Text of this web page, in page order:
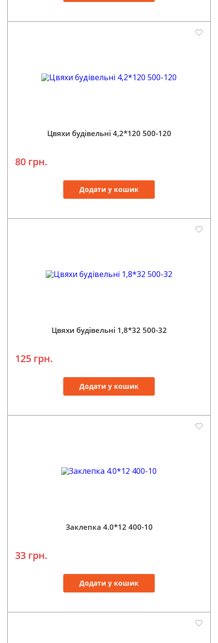
Цвяхи будівельні 4,2*120 500-120
80 грн.
Додати у кошик
Цвяхи будівельні 1,8*32 500-32
125 грн.
Додати у кошик
Заклепка 4.0*12 400-10
33 грн.
Додати у кошик